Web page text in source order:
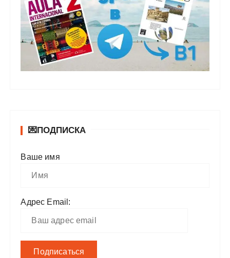
💌ПОДПИСКА
Ваше имя
Адрес Email: